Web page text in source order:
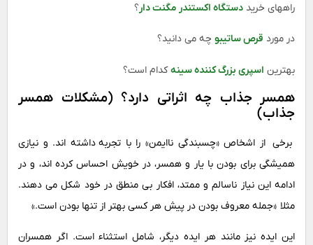
راههای خرید دستگاه اکستندر مگنت دار ؟
در مورد قرص ساتیبو چه می دانید؟
بهترین اسپری بزرگ کننده سینهکدام است؟
همسر جذاب چه اثراتی دارد؟ (مشکلات همسر
جذاب)
برخی از اشخاص «چسبندگی ناایمن» را با تجربه داشته اند. و نیازی
همیشگی برای بودن با یار و همسر، در خویش احساس کرده اند، و در
ادامه این نیاز ناسالم و ممتد، افکار بی منطق در خود شکل می دهند.
مثلا «جمله معروف بودن در پیش هر کسی بهتر از تنها بودن است.»
این ایده نیز مانند هر ایده دیگر، شامل استثناء است. اگر همسران